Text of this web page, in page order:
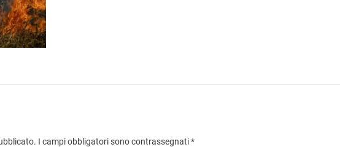
I campi obbligatori sono contrassegnati*